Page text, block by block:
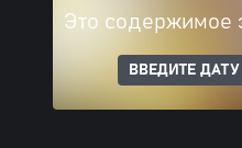
Это содержимое
ВВЕДИТЕ